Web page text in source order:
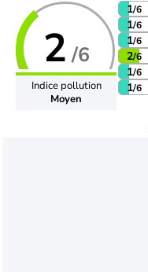
2 /6
Indice pollution
Moyen
1/6
1/6
1/6
2/6
1/6
1/6